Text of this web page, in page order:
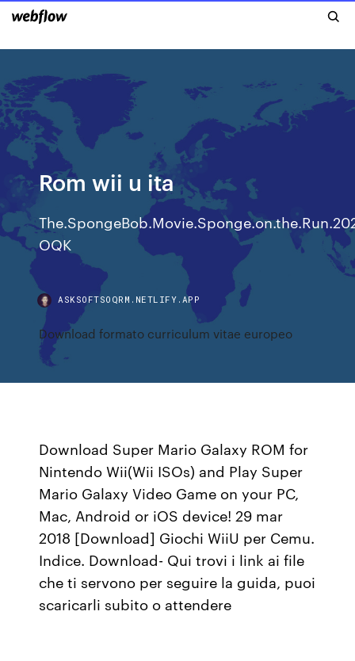
Rom wii u ita
OQK
ASKSOFTSOQRM.NETLIFY.APP
Download formato curriculum vitae europeo
Download Super Mario Galaxy ROM for
Nintendo Wii(Wii ISOs) and Play Super
Mario Galaxy Video Game on your PC,
Mac, Android or iOS device! 29 mar
2018 [Download] Giochi WiiU per Cemu.
Indice. Download- Qui trovi i link ai file
che ti servono per seguire la guida, puoi
scaricarli subito o attendere